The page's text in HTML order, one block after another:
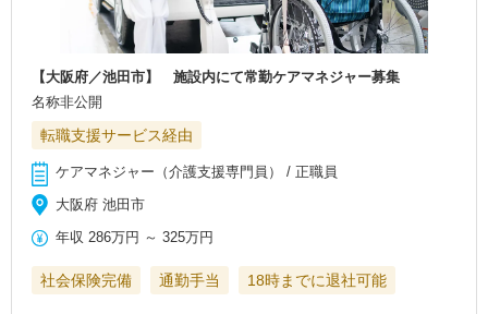
【大阪府／池田市】 施設内にて常勤ケアマネジャー募集
名称非公開
転職支援サービス経由
ケアマネジャー（介護支援専門員） / 正職員
大阪府 池田市
年収 286万円 ～325万円
社会保険完備 通勤手当 18時までに退社可能